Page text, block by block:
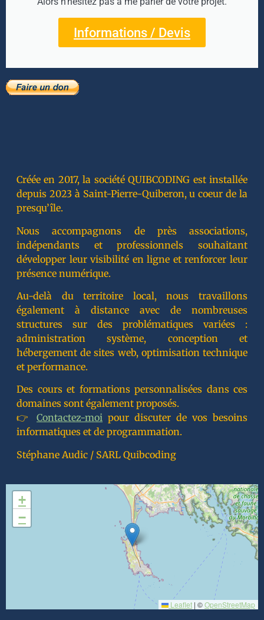
Informations / Devis
Créée en 2017, la société QUIBCODING est installée
depuis 2023 à Saint-Pierre-Quiberon, u coeur de la
presqu’île.
Nous accompagnons de près associations,
indépendants et professionnels souhaitant
développer leur visibilité en ligne et renforcer leur
présence numérique.
Au-delà du territoire local, nous travaillons
également à distance avec de nombreuses
structures sur des problématiques variées :
administration système, conception et
hébergement de sites web, optimisation technique
et performance.
Des cours et formations personnalisées dans ces
domaines sont également proposés.
👉 Contactez-moi pour discuter de vos besoins
informatiques et de programmation.
Stéphane Audic / SARL Quibcoding
+
−
Leaflet | ©OpenStreetMap